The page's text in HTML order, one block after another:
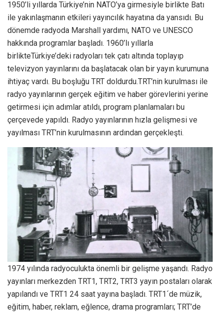
1950’li yıllarda Türkiye’nin NATO’ya girmesiyle birlikte Batı
ile yakınlaşmanın etkileri yayıncılık hayatına da yansıdı. Bu
dönemde radyoda Marshall yardımı, NATO ve UNESCO
hakkında programlar başladı. 1960’lı yıllarla
birlikteTürkiye’deki radyoları tek çatı altında toplayıp
televizyon yayınlarını da başlatacak olan bir yayın kurumuna
ihtiyaç vardı. Bu boşluğu TRT doldurdu.TRT’nin kurulması ile
radyo yayınlarının gerçek eğitim ve haber görevlerini yerine
getirmesi için adımlar atıldı, program planlamaları bu
çerçevede yapıldı. Radyo yayınlarının hızla gelişmesi ve
yayılması TRT’nin kurulmasının ardından gerçekleşti.
1974 yılında radyoculukta önemli bir gelişme yaşandı. Radyo
yayınları merkezden TRT1, TRT2, TRT3 yayın postaları olarak
yapılandı ve TRT1 24 saat yayına başladı. TRT1´de müzik,
eğitim, haber, reklam, eğlence, drama programları; TRT’de